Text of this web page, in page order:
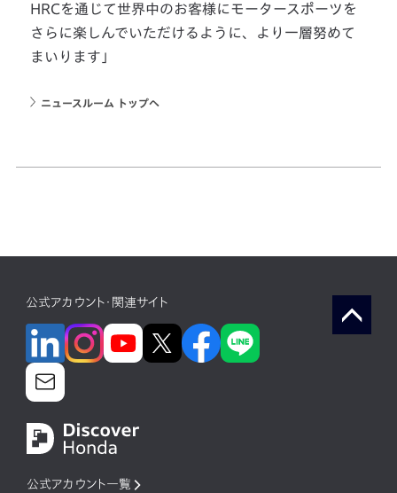
HRCを通じて世界中のお客様にモータースポーツを
さらに楽しんでいただけるように、より一層努めて
まいります」
ニュースルーム トップへ
公式アカウント・関連サイト
公式アカウント一覧